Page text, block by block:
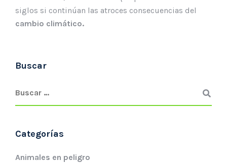
siglos si continúan las atroces consecuencias del
cambio climático.
Buscar
Categorías
Animales en peligro